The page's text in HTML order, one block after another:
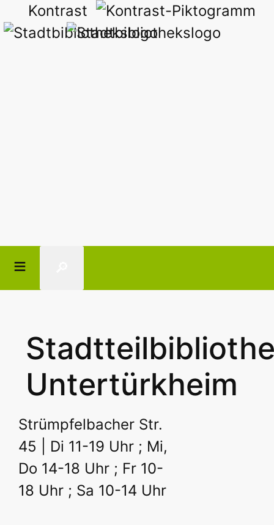
Kontrast
Untertürkheim
Strümpfelbacher Str.
45 | Di 11-19 Uhr ; Mi,
Do 14-18 Uhr ; Fr 10-
18 Uhr ; Sa 10-14 Uhr